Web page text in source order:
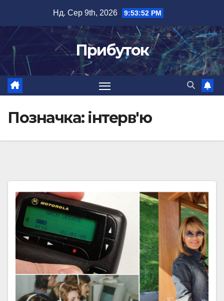
вмісту
Нд. Сер 9th, 2026 9:53:52 PM
Прибуток
Позначка: інтерв'ю